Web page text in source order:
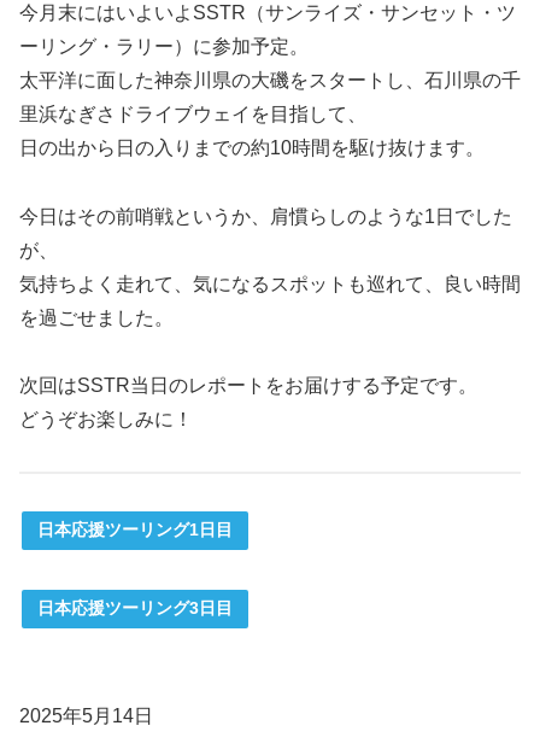
今月末にはいよいよSSTR（サンライズ・サンセット・ツ
ーリング・ラリー）に参加予定。
太平洋に面した神奈川県の大磯をスタートし、石川県の千
里浜なぎさドライブウェイを目指して、
日の出から日の入りまでの約10時間を駆け抜けます。
今日はその前哨戦というか、肩慣らしのような1日でした
が、
気持ちよく走れて、気になるスポットも巡れて、良い時間
を過ごせました。
次回はSSTR当日のレポートをお届けする予定です。
どうぞお楽しみに！
日本応援ツーリング1日目
日本応援ツーリング3日目
2025年5月14日